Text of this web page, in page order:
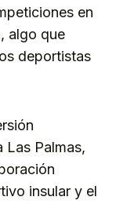
en
algo que
deportistas
Las Palmas,
insular y el